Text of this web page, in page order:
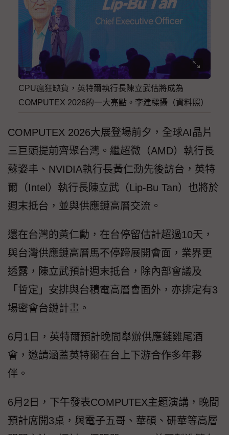
CPU瘋狂缺貨，英特爾執行長陳立武估將成為
COMPUTEX 2026的一大亮點。李建樑攝（資料照）
COMPUTEX 2026大展登場前夕，全球AI晶片
三巨頭提前齊聚台灣。繼超微（AMD）執行長
蘇姿丰、NVIDIA執行長黃仁勳先後訪台，英特
爾（Intel）執行長陳立武（Lip-Bu Tan）也將於
週末抵台，並與供應鏈高層交流。
還在台灣的黃仁勳，在台停留估計超過10天，
與台灣供應鏈高層馬不停蹄展開會面，業界更
透露，陳立武預計週末抵台，除內部會議及
「暫定」安排與台積電高層會面外，亦排定有3
場密會台鏈計畫。
6月1日，英特爾預計晚間舉辦供應鏈雞尾酒
會，邀請涵蓋英特爾在台上下游合作多年夥
伴。
6月2日，下午發表COMPUTEX主題演講，晚間
預計席開3桌，與電子五哥、華碩、研華等高層